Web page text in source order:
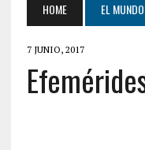
HOME EL MUNDO
7 JUNIO, 2017